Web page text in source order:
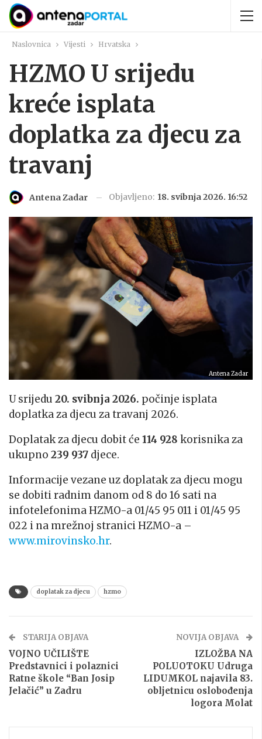
Naslovnica Vijesti Hrvatska
HZMO U srijedu
kreće isplata
doplatka za djecu za
travanj
Antena Zadar Objavljeno: 18. svibnja 2026. 16:52
Antena Zadar
U srijedu 20. svibnja 2026. počinje isplata
doplatka za djecu za travanj 2026.
Doplatak za djecu dobit će 114 928 korisnika za
ukupno 239 937 djece.
Informacije vezane uz doplatak za djecu mogu
se dobiti radnim danom od 8 do 16 sati na
infotelefonima HZMO-a 01/45 95 011 i 01/45 95
022 i na mrežnoj stranici HZMO-a –
www.mirovinsko.hr.
doplatak za djecu hzmo
STARIJA OBJAVA
VOJNO UČILIŠTE
Predstavnici i polaznici
Ratne škole “Ban Josip
Jelačić” u Zadru
NOVIJA OBJAVA
IZLOŽBA NA
POLUOTOKU Udruga
LIDUMKOL najavila 83.
obljetnicu oslobođenja
logora Molat